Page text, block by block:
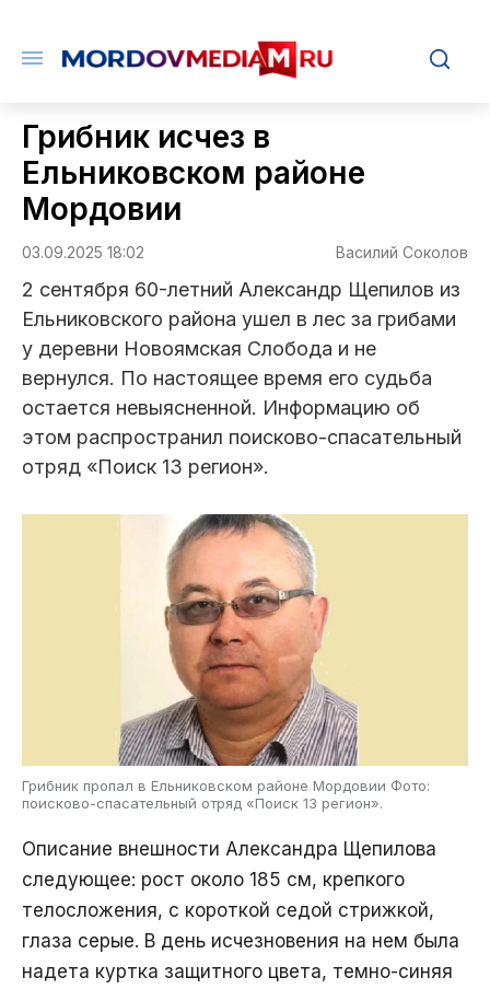
Грибник исчез в
Ельниковском районе
Мордовии
03.09.2025 18:02 Василий Соколов
2 сентября 60-летний Александр Щепилов из
Ельниковского района ушел в лес за грибами
у деревни Новоямская Слобода и не
вернулся. По настоящее время его судьба
остается невыясненной. Информацию об
этом распространил поисково-спасательный
отряд «Поиск 13 регион».
Грибник пропал в Ельниковском районе Мордовии Фото:
поисково-спасательный отряд «Поиск 13 регион».
Описание внешности Александра Щепилова
следующее: рост около 185 см, крепкого
телосложения, с короткой седой стрижкой,
глаза серые. В день исчезновения на нем была
надета куртка защитного цвета, темно-синяя